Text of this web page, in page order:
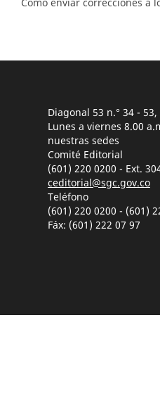
Diagonal 53 n.° 34 -
Lunes a viernes 8.00
nuestras sedes
Comité Editorial
(601) 220 0200 - Ext.
ceditorial@sgc.gov.co
Teléfono
(601) 220 0200 - (601)
Fáx: (601) 222 07 97